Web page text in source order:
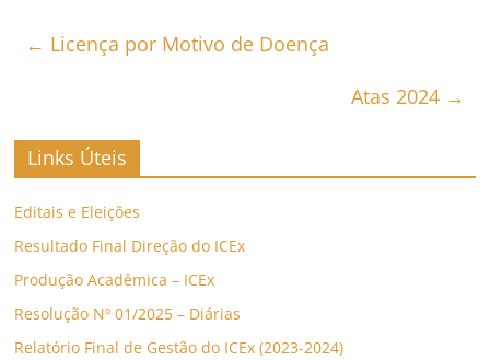
← Licença por Motivo de Doença
Atas 2024 →
Links Úteis
Editais e Eleições
Resultado Final Direção do ICEx
Produção Acadêmica – ICEx
Resolução Nº 01/2025 – Diárias
Relatório Final de Gestão do ICEx (2023-2024)